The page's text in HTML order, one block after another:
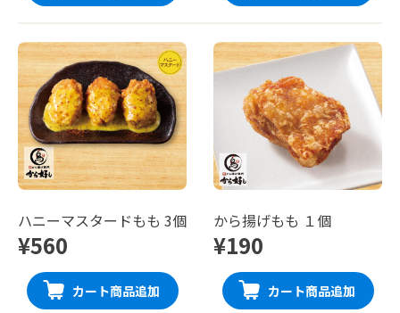
ハニーマスタードもも 3個
¥560
カート商品追加
から揚げもも １個
¥190
カート商品追加